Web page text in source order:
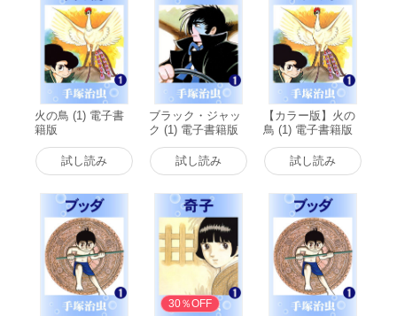
火の鳥 (1) 電子書
籍版
試し読み
ブラック・ジャッ
ク (1) 電子書籍版
試し読み
【カラー版】火の
鳥 (1) 電子書籍版
試し読み
30％OFF